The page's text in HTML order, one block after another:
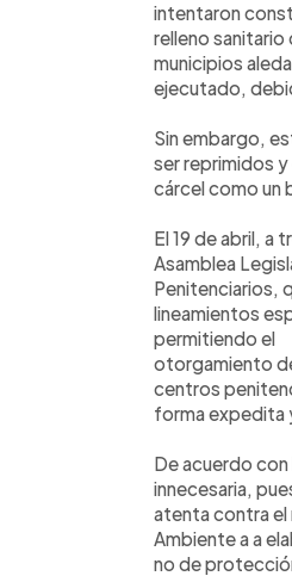
intentaron
relleno sanitario
municipios
ejecutado,
Sin embargo,
ser reprimidos
cárcel como un
El 19 de abril, a
Asamblea
Penitenciarios,
lineamientos
permitiendo el
otorgamiento
centros
forma expedita
De acuerdo
innecesaria,
atenta contra el
Ambiente a a
no de